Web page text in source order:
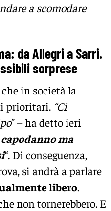
a scomodare
da Allegri a Sarri.
sorprese
in società la
prioritari. “Ci
” – ha detto ieri
ma
“. Di conseguenza,
si andrà a parlare
libero.
non tornerebbero. E